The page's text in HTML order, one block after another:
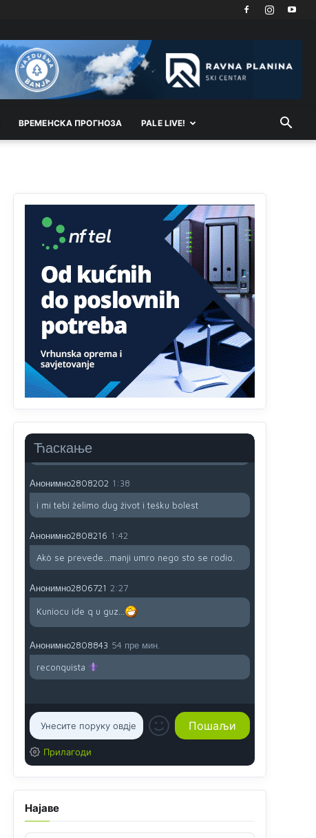
ВРEМEНСКА ПРОГНОЗА PALE LIVE!
Ћаскање
pare a vi se smeškate .Da ne bi možda da vam
šalju poštom a da ne dolaze? Kurko
Анонимно2807791 11:39
Drzi pod kontrolom tri stvari jezik,karakter i
ponasanje...Uzivotu brani tri stvari:cast,prijatelja i
zivota iskljuci tri stvari uvredu,neznanje
zavist.Sve dok si ziv gaji tri stvari
dobrotu,pamet i prijateljstvo!!
Анонимно2806721 12:39
791 BiH nije priznala Kosovo kao nezavisnu
državu jer genocidna tvorevina pravi smetnju a
recimo Srbija je davno
priznala.Na svakom
proizvodu iz Srbije stoji -uvoznik za Kosovo
Анонимно2806721 12:45
Sve i da se nekim čudom vojska Srbije "vrati" na
koga da brani? A imamo vojsku Kosova kojoj
želimo svako dobro i da se što bolje opreme
Анонимно2808202 1:38
i mi tebi želimo dug život i tešku bolest
Анонимно2808216 1:42
Akò se prevede...manji umro nego sto se rodio.
Анонимно2806721 2:27
Kuniocu ide q u guz...
Анонимно2808843 54 пре мин.
reconquista
Прилагоди
Најаве